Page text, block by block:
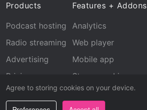
Agree to storing cookies on your device.
LinkedInFacebook
Products
Podcast hosting
Radio streaming
Advertising
Pricing
Features + Addons
Analytics
Web player
Mobile app
Stream archive
Recognition